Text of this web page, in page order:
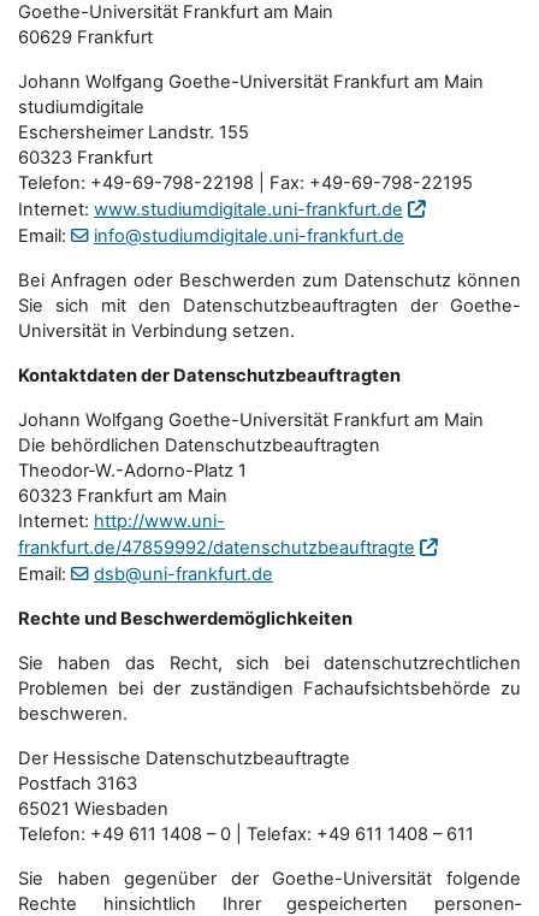
Goethe-Universität Frankfurt am Main
60629 Frankfurt
Johann Wolfgang Goethe-Universität Frankfurt am Main
studiumdigitale
Eschersheimer Landstr. 155
60323 Frankfurt
Telefon: +49-69-798-22198 | Fax: +49-69-798-22195
Internet: www.studiumdigitale.uni-frankfurt.de
Email:
info@studiumdigitale.uni-frankfurt.de
Bei Anfragen oder Beschwerden zum Datenschutz können
Sie sich mit den Datenschutz­beauftragten der Goethe-
Universität in Verbindung setzen.
Kontaktdaten der Datenschutzbeauftragten
Johann Wolfgang Goethe-Universität Frankfurt am Main
Die behördlichen Datenschutzbeauftragten
Theodor-W.-Adorno-Platz 1
60323 Frankfurt am Main
Internet: http://www.uni-
frankfurt.de/47859992/datenschutzbeauftragte
Email:
dsb@uni-frankfurt.de
Rechte und Beschwerdemöglichkeiten
Sie haben das Recht, sich bei datenschutzrechtlichen
Problemen bei der zuständigen Fachauf­sichts­behörde zu
beschweren.
Der Hessische Datenschutzbeauftragte
Postfach 3163
65021 Wiesbaden
Telefon: +49 611 1408 – 0 | Telefax: +49 611 1408 – 611
Sie haben gegenüber der Goethe-Universität folgende
Rechte hinsichtlich Ihrer gespeicherten personen­